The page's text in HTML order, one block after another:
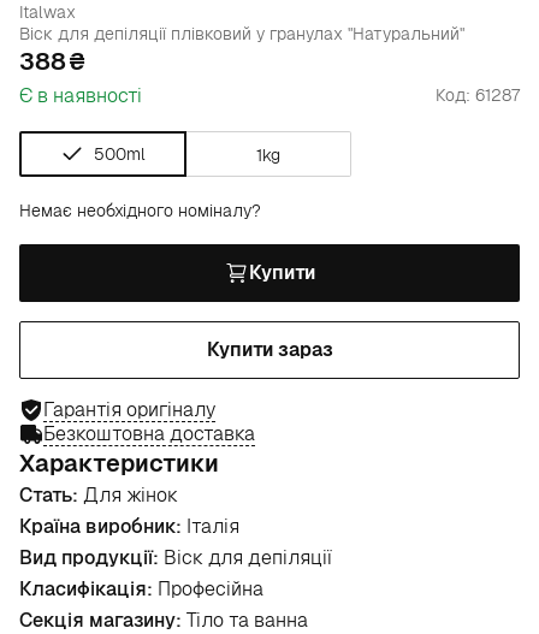
Italwax
Віск для депіляції плівковий у гранулах "Натуральний"
388
Є в наявності Код: 61287
500ml 1kg
Немає необхідного номіналу?
Купити
Купити зараз
Гарантія оригіналу
Безкоштовна доставка
Характеристики
Стать: Для жінок
Країна виробник: Італія
Вид продукції: Віск для депіляції
Класифікація: Професійна
Секція магазину: Тіло та ванна